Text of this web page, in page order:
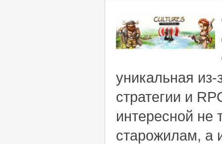
уникальная
стратегии и
интересной не
старожилам, а